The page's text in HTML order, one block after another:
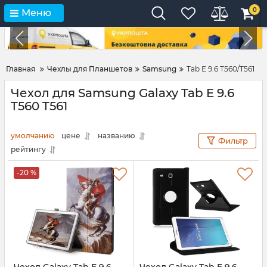
Меню 0
Главная Чехлы для Планшетов Samsung Tab E 9.6 T560/T561
Чехол для Samsung Galaxy Tab E 9.6
T560 T561
умолчанию цене
названию
рейтингу
Фильтр
-20 %